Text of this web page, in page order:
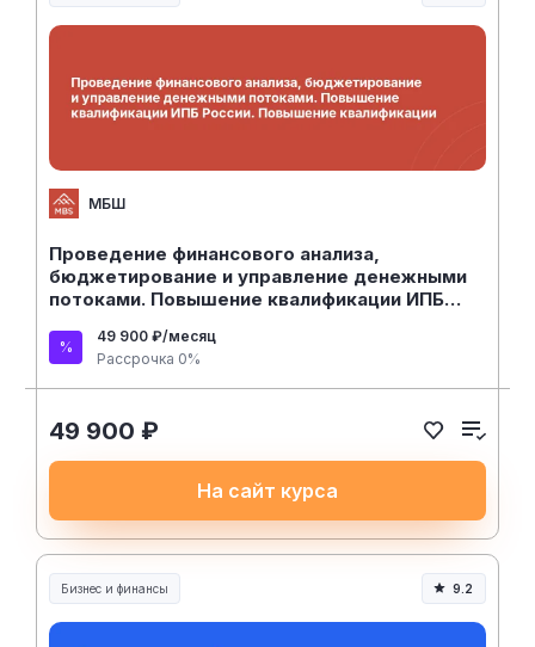
МБШ
Проведение финансового анализа,
бюджетирование и управление денежными
потоками. Повышение квалификации ИПБ
49 900 ₽/месяц
Рассрочка 0%
49 900 ₽
На сайт курса
Бизнес и финансы 9.2